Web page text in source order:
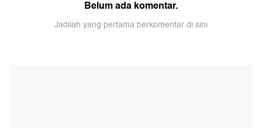
Belum ada komentar.
Jadilah yang pertama berkomentar di sini